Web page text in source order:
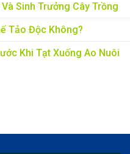
Sinh Trưởng Cây Trồng
Tảo Độc Không?
Khi Tạt Xuống Ao Nuôi